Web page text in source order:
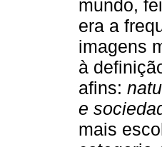
mundo,
era a
imagens
à
afins:
e
mais